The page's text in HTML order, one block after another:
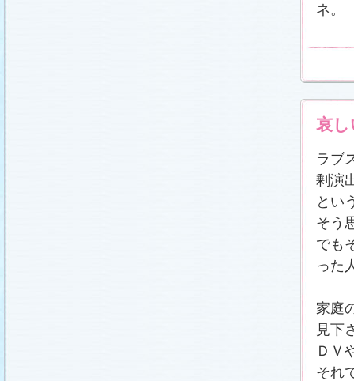
ネ。
哀し
ラブ
剰演
とい
そう
でも
った
家庭
見下
ＤＶ
それ